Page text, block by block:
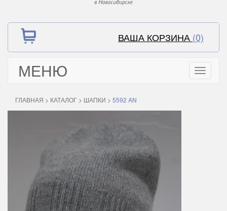
ВАША КОРЗИНА (0)
МЕНЮ
Toggle
ГЛАВНАЯ > КАТАЛОГ > ШАПКИ > 5592 AN